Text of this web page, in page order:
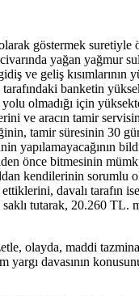
göstermek
yağan yağmur
ve geliş
banketin
olmadığı için
ve aracın tamir
tamir süresinin
önce bitmesinin
kendilerinin sorumlu
davalı
tutarak, 20.260
olayda, maddi
davasının